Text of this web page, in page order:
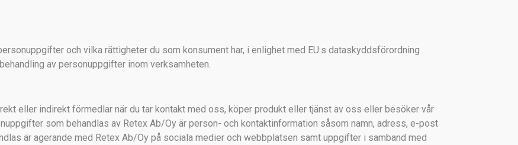
och vilka rättigheter du som konsument har, i enlighet med EU:s dataskyddsförordning
av personuppgifter inom verksamheten.
eller indirekt förmedlar när du tar kontakt med oss, köper produkt eller tjänst av oss eller besöker vår
som behandlas av Retex Ab/Oy är person- och kontaktinformation såsom namn, adress, e-post
är agerande med Retex Ab/Oy på sociala medier och webbplatsen samt uppgifter i samband med